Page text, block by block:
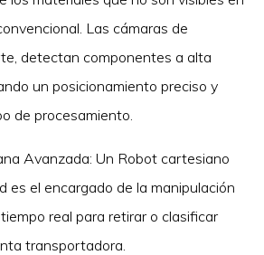
Las cámaras de
detectan componentes a alta
un posicionamiento preciso y
de procesamiento.
Avanzada: Un Robot cartesiano
es el encargado de la manipulación
real para retirar o clasificar
transportadora.